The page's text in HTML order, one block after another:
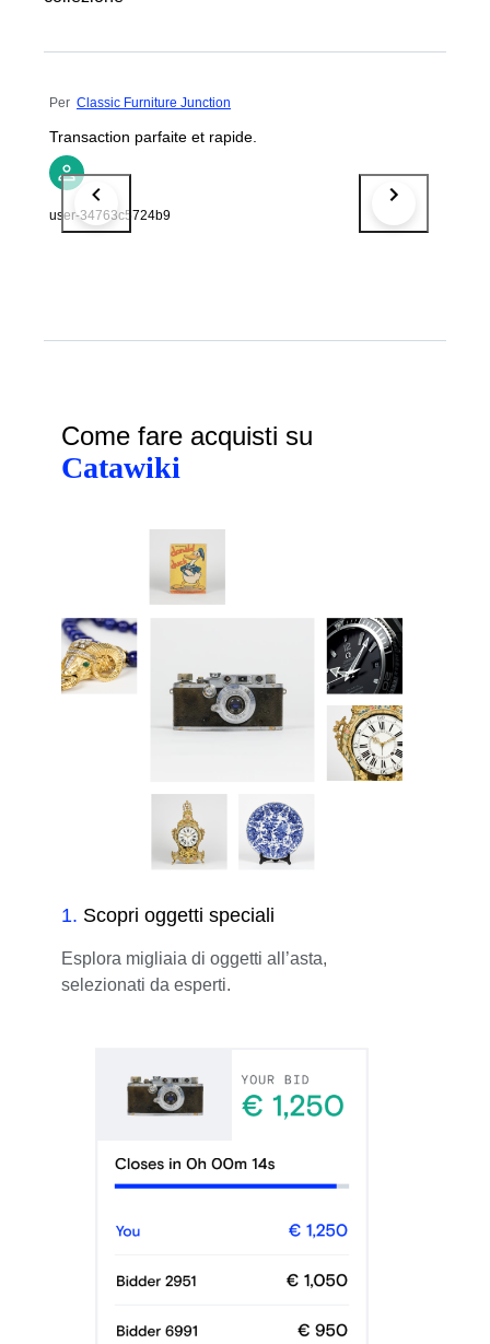
Per Classic Furniture Junction
Transaction parfaite et rapide.
user-34763c5724b9
Come fare acquisti su
Catawiki
1. Scopri oggetti speciali
Esplora migliaia di oggetti all’asta,
selezionati da esperti.